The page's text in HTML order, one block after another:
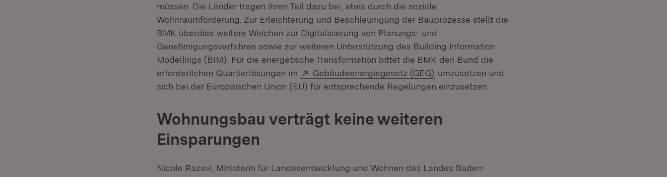
müssen. Die Länder tragen ihren Teil dazu bei, etwa durch die soziale
Wohnraumförderung. Zur Erleichterung und Beschleunigung der Bauprozesse stellt die
BMK überdies weitere Weichen zur Digitalisierung von Planungs- und
Genehmigungsverfahren sowie zur weiteren Unterstützung des Building Information
Modellings (BIM). Für die energetische Transformation bittet die BMK den Bund die
erforderlichen Quartierlösungen im
Extern:
Gebäudeenergiegesetz (GEG) (Öffnet in neuem Fenster)
umzusetzen und
sich bei der Europäischen Union (EU) für entsprechende Regelungen einzusetzen.
Wohnungsbau verträgt keine weiteren
Einsparungen
Nicole Razavi, Ministerin für Landesentwicklung und Wohnen des Landes Baden-